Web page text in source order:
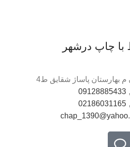
با چاپ درشهر
م بهارستان پاساژ شقایق ط4
09128885433
02186031165